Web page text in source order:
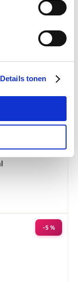
Details tonen
-5 %
-5 %